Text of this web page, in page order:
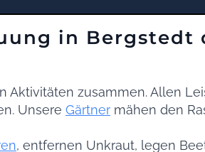
in Bergstedt
Aktivitäten zusammen. Allen
Unsere Gärtner mähen den
, entfernen Unkraut, legen